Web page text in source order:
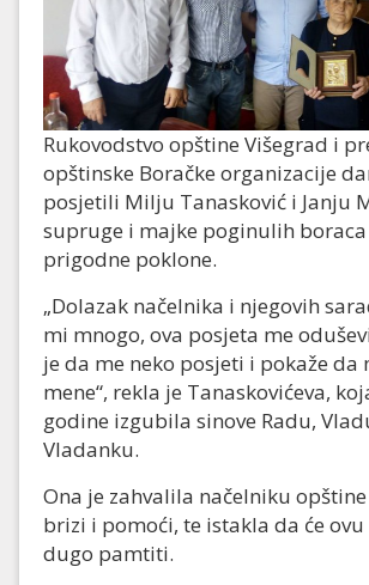
Rukovodstvo opštine Višegrad i
opštinske Boračke organizacije
posjetili Milju Tanasković i Janju
supruge i majke poginulih
prigodne poklone.
„Dolazak načelnika i njegovih
mi mnogo, ova posjeta me
je da me neko posjeti i pokaže da
mene“, rekla je Tanaskovićeva,
godine izgubila sinove Radu,
Vladanku.
Ona je zahvalila načelniku
brizi i pomoći, te istakla da će
dugo pamtiti.